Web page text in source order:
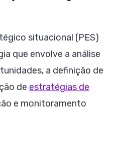
situacional (PES)
que envolve a análise
a definição de
de estratégias de
e monitoramento